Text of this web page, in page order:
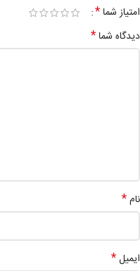
امتیاز شما*
دیدگاه شما*
نام*
ایمیل*